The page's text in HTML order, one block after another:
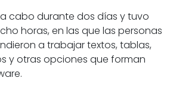
a cabo durante dos días y tuvo
horas, en las que las personas
a trabajar textos, tablas,
y otras opciones que forman